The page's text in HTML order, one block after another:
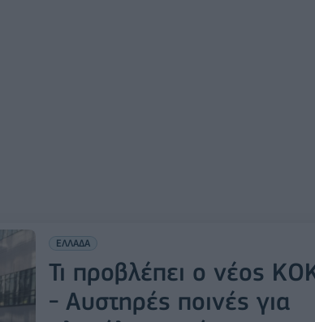
ΕΛΛΑΔΑ
Τι προβλέπει ο νέος
- Αυστηρές ποινές για